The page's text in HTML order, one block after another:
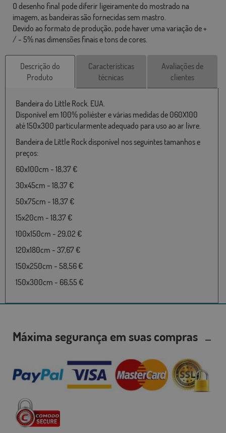
O desenho final pode diferir ligeiramente do mostrado na
imagem, as bandeiras são fornecidas sem mastro.
Devido ao formato de produção, pode haver uma variação de +
/ - 5% nas dimensões finais e tons de cores.
Descrição do
Produto
Características
técnicas
Avaliações de
clientes
Bandeira do Little Rock. EUA.
Disponível em 100% poliéster e várias medidas de 060X100
até 150x300 particularmente adequado para uso ao ar livre.
Bandeira de Little Rock disponível nos seguintes tamanhos e
preços:
60x100cm - 18,37 €
30x45cm - 18,37 €
50x75cm - 18,37 €
15x20cm - 18,37 €
100x150cm - 29,02 €
120x180cm - 37,67 €
150x250cm - 58,56 €
150x300cm - 66,55 €
Máxima segurança em suas compras